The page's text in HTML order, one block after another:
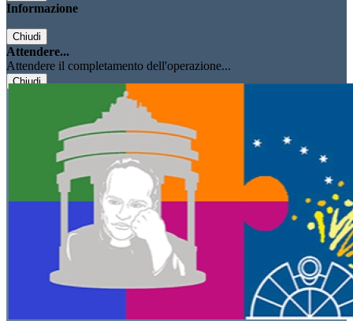
Informazione
Chiudi
Attendere...
Attendere il completamento dell'operazione...
Chiudi